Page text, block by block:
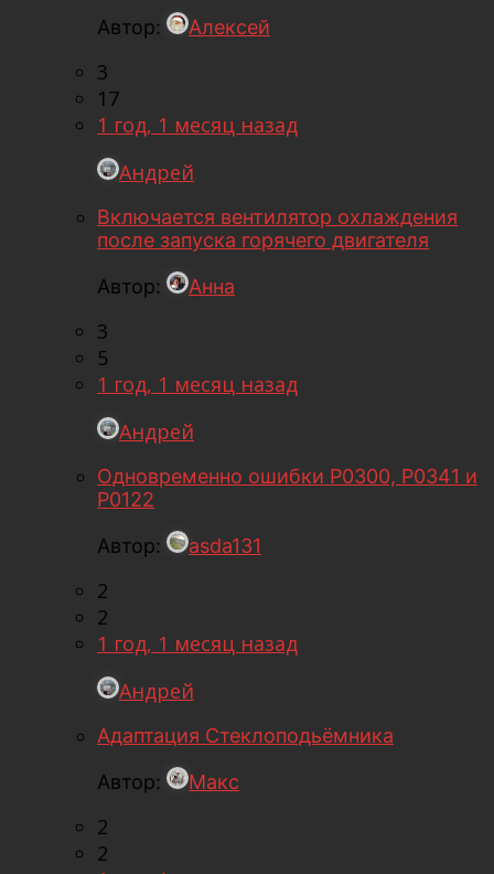
Автор:
Алексей
3
17
1 год, 1 месяц назад
Андрей
Включается вентилятор охлаждения
после запуска горячего двигателя
Автор:
Анна
3
5
1 год, 1 месяц назад
Андрей
Одновременно ошибки Р0300, Р0341 и
Р0122
Автор:
asda131
2
2
1 год, 1 месяц назад
Андрей
Адаптация Стеклоподьëмника
Автор:
Макс
2
2